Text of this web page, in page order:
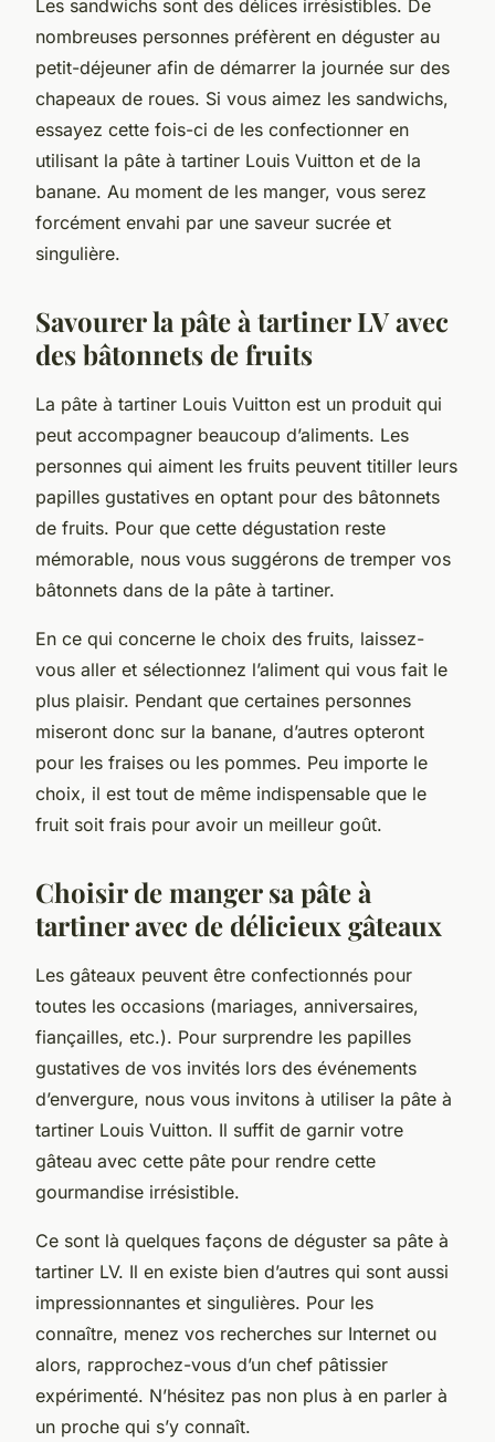
Les sandwichs sont des délices irrésistibles. De
nombreuses personnes préfèrent en déguster au
petit-déjeuner afin de démarrer la journée sur des
chapeaux de roues. Si vous aimez les sandwichs,
essayez cette fois-ci de les confectionner en
utilisant la pâte à tartiner Louis Vuitton et de la
banane. Au moment de les manger, vous serez
forcément envahi par une saveur sucrée et
singulière.
Savourer la pâte à tartiner LV avec
des bâtonnets de fruits
La pâte à tartiner Louis Vuitton est un produit qui
peut accompagner beaucoup d’aliments. Les
personnes qui aiment les fruits peuvent titiller leurs
papilles gustatives en optant pour des bâtonnets
de fruits. Pour que cette dégustation reste
mémorable, nous vous suggérons de tremper vos
bâtonnets dans de la pâte à tartiner.
En ce qui concerne le choix des fruits, laissez-
vous aller et sélectionnez l’aliment qui vous fait le
plus plaisir. Pendant que certaines personnes
miseront donc sur la banane, d’autres opteront
pour les fraises ou les pommes. Peu importe le
choix, il est tout de même indispensable que le
fruit soit frais pour avoir un meilleur goût.
Choisir de manger sa pâte à
tartiner avec de délicieux gâteaux
Les gâteaux peuvent être confectionnés pour
toutes les occasions (mariages, anniversaires,
fiançailles, etc.). Pour surprendre les papilles
gustatives de vos invités lors des événements
d’envergure, nous vous invitons à utiliser la pâte à
tartiner Louis Vuitton. Il suffit de garnir votre
gâteau avec cette pâte pour rendre cette
gourmandise irrésistible.
Ce sont là quelques façons de déguster sa pâte à
tartiner LV. Il en existe bien d’autres qui sont aussi
impressionnantes et singulières. Pour les
connaître, menez vos recherches sur Internet ou
alors, rapprochez-vous d’un chef pâtissier
expérimenté. N’hésitez pas non plus à en parler à
un proche qui s’y connaît.